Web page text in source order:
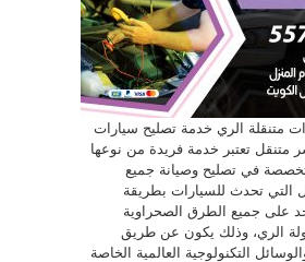
متنقلة الري خدمة تصليح سيارات
متنقل تعتبر خدمة فريدة من نوعها
في تصليح وصيانة جميع
التي تحدث للسيارات بطريقة
على جميع الطرق الصحراوية
الري، وذلك يكون عن طريق
التكنولوجية العالمية الخاصة